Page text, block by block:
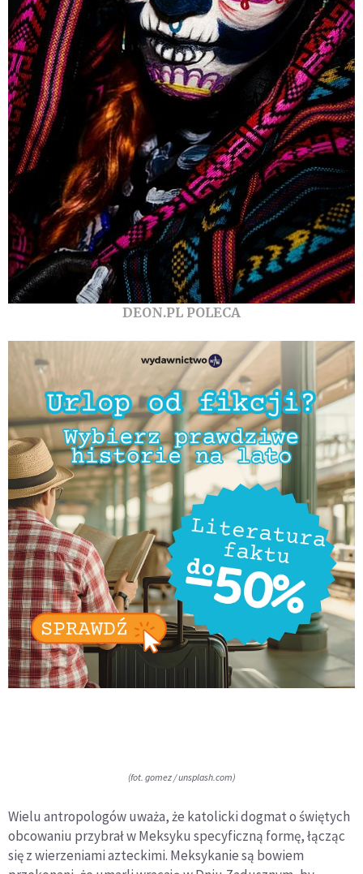
DEON.PL POLECA
(fot. gomez / unsplash.com)
Wielu antropologów uważa, że katolicki dogmat o świętych
obcowaniu przybrał w Meksyku specyficzną formę, łącząc
się z wierzeniami azteckimi. Meksykanie są bowiem